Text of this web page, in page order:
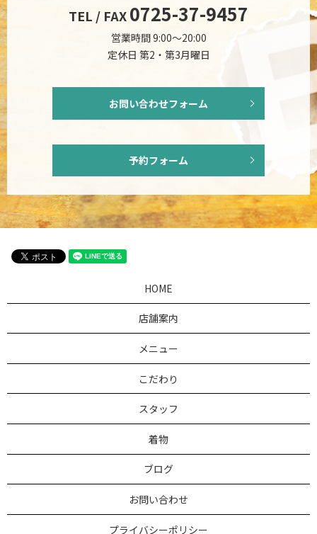
TEL / FAX0725-37-9457
営業時間 9:00～20:00
定休日 第2・第3月曜日
お問い合わせフォーム
予約フォーム
HOME
店舗案内
メニュー
こだわり
スタッフ
着物
ブログ
お問い合わせ
プライバシーポリシー